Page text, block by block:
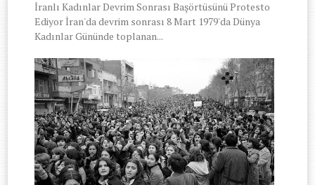
İranlı Kadınlar Devrim Sonrası Başörtüsünü Protesto
Ediyor İran'da devrim sonrası 8 Mart 1979'da Dünya
Kadınlar Gününde toplanan...